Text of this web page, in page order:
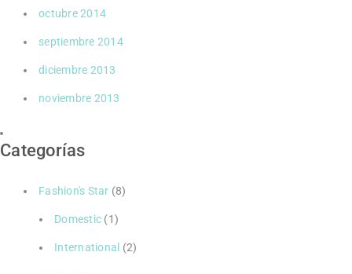
octubre 2014
septiembre 2014
diciembre 2013
noviembre 2013
Categorías
Fashion's Star (8)
Domestic (1)
International (2)